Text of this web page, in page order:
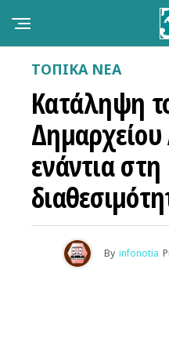
ΤΟΠΙΚΑ ΝΕΑ
Κατάληψη
ενάντια στη
By infonotia